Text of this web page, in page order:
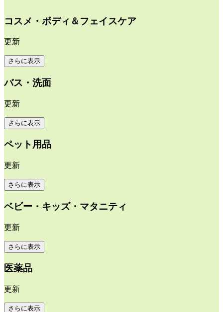
コスメ・ボディ＆フェイスケア
更新
さらに表示
バス・洗面
更新
さらに表示
ペット用品
更新
さらに表示
ベビー・キッズ・マタニティ
更新
さらに表示
医薬品
更新
さらに表示